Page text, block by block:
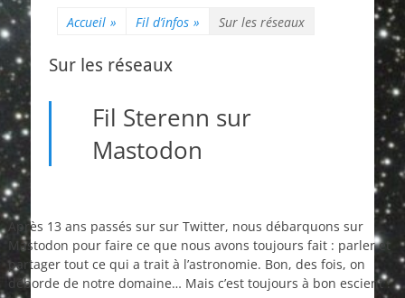
Accueil » Fil d’infos » Sur les réseaux
Sur les réseaux
Fil Sterenn sur
Mastodon
Après 13 ans passés sur sur Twitter, nous débarquons sur
Mastodon pour faire ce que nous avons toujours fait : parler et
partager tout ce qui a trait à l’astronomie. Bon, des fois, on
déborde de notre domaine… Mais c’est toujours à bon escient !